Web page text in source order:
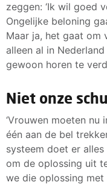
zeggen: ‘Ik wil goed
Ongelijke beloning
Maar ja, het gaat om
alleen al in
gewoon horen te
Niet onze
‘Vrouwen moeten
één aan de bel
systeem doet er
om de oplossing uit
we die oplossing met